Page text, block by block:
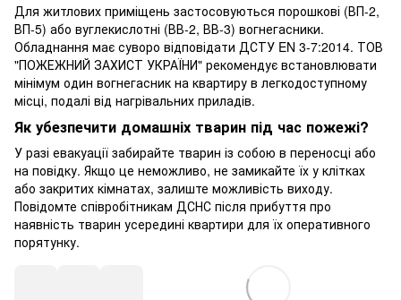
Для житлових приміщень застосовуються порошкові (ВП-2,
ВП-5) або вуглекислотні (ВВ-2, ВВ-3) вогнегасники.
Обладнання має суворо відповідати ДСТУ EN 3-7:2014. ТОВ
"ПОЖЕЖНИЙ ЗАХИСТ УКРАЇНИ" рекомендує встановлювати
мінімум один вогнегасник на квартиру в легкодоступному
місці, подалі від нагрівальних приладів.
Як убезпечити домашніх тварин під час пожежі?
У разі евакуації забирайте тварин із собою в переносці або
на повідку. Якщо це неможливо, не замикайте їх у клітках
або закритих кімнатах, залиште можливість виходу.
Повідомте співробітникам ДСНС після прибуття про
наявність тварин усередині квартири для їх оперативного
порятунку.